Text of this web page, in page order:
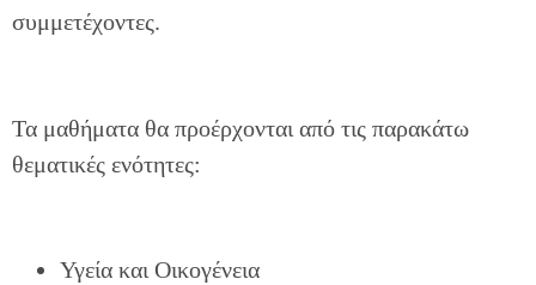
συμμετέχοντες.
Τα μαθήματα θα προέρχονται από τις παρακάτω
θεματικές ενότητες:
Υγεία και Οικογένεια